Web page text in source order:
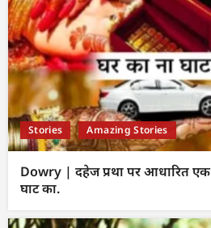
Stories Amazing Stories
Dowry | दहेज प्रथा पर आधारित एक
घाट का.